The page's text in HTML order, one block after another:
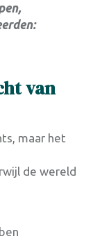
van
maar het
de wereld